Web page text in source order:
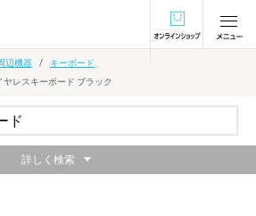
オンラインショ
辺機器
キーボード
ヤレスキーボード ブラック
詳しく検索